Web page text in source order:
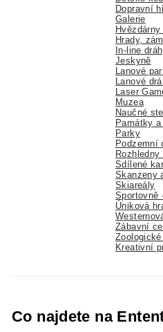
Dopravní
Galerie
Hrady,
In-line
Jeskyně
Lanové
Lanové
Laser
Muzea
Naučné
Památky
Parky
Podzemní
Sdílené
Skanzeny
Skiareály
Sportovně
Úniková
Zábavní
Kreativní
Co najdete na